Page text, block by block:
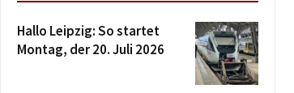
Hallo Leipzig: So startet
Montag, der 20. Juli 2026